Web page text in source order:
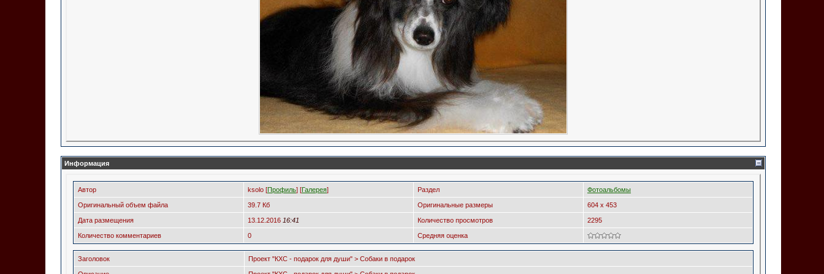
Информация
Автор ksolo [Профиль] [Галерея] Раздел Фотоальбомы
Оригинальный объем файла 39.7 Кб Оригинальные размеры 604 x 453
Дата размещения 13.12.2016 16:41 Количество просмотров 2295
Количество комментариев 0 Средняя оценка
Заголовок Проект "КХС - подарок для души" > Собаки в подарок